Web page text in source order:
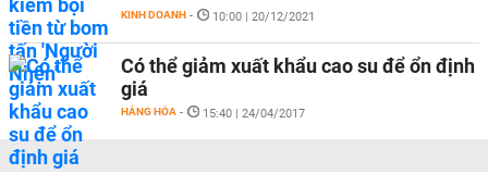
KINH DOANH - 10:00 | 20/12/2021
Có thể giảm xuất khẩu cao su để ổn định
giá
HÀNG HÓA - 15:40 | 24/04/2017